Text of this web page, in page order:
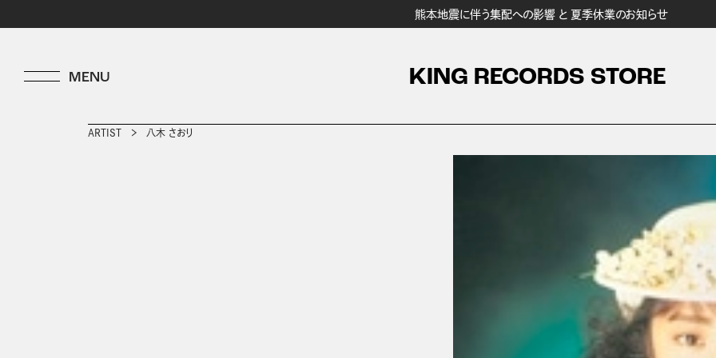
熊本地震に伴う集配への影響 と 夏季休業のお知らせ
KING RECORDS STORE
ARTIST 八木 さおり